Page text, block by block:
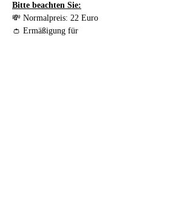
Bitte beachten Sie:
💸 Normalpreis: 22 Euro
👛 Ermäßigung für